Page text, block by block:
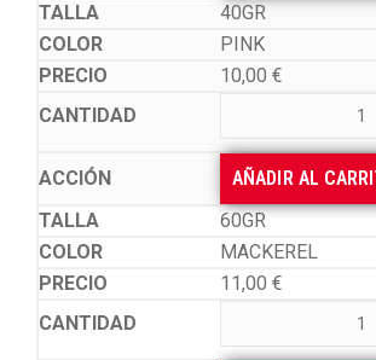
40GR
PINK
10,00 €
AÑADIR AL
60GR
MACKEREL
11,00 €